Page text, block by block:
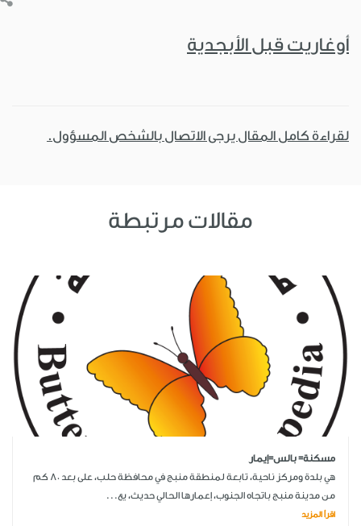
أوغاريت قبل الأبجدية
لقراءة كامل المقال يرجى الاتصال بالشخص المسؤول.
مقالات مرتبطة
مسكنة= بالس=إيمار
هي بلدة ومركز ناحية، تابعة لمنطقة منبج في محافظة حلب، على بعد 80 كم
من مدينة منبج باتجاه الجنوب، إعمارها الحالي حديث، يع...
اقرأ المزيد